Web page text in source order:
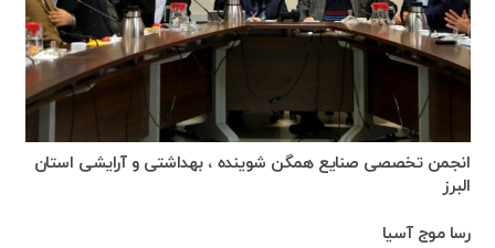
انجمن تخصصی صنایع همگن شوینده ، بهداشتی و آرایشی استان
البرز
رسا موج آسیا